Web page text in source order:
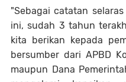
"Sebagai catatan
ini, sudah 3 tahun
kita berikan kepada
bersumber dari APBD
maupun Dana